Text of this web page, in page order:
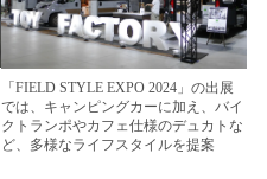
「FIELD STYLE EXPO 2024」の出展
では、キャンピングカーに加え、バイ
クトランポやカフェ仕様のデュカトな
ど、多様なライフスタイルを提案